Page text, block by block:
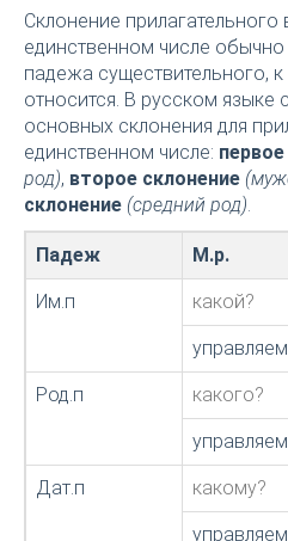
Склонение
единственном числе обычно
падежа существительного,
относится. В русском языке
основных склонения для
единственном числе:
род), второе склонение
склонение (средний род).
Падеж М.р.
Им.п какой?
Род.п какого?
Дат.п какому?